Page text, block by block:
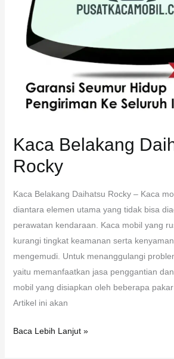
Kaca Belakang
Rocky
Kaca Belakang Daihatsu Rocky – Kaca
diantara elemen utama yang tidak bisa
perawatan kendaraan. Kaca mobil yang
kurangi tingkat keamanan serta
mengemudi. Untuk menanggulangi
yaitu memanfaatkan jasa penggantian
mobil yang disiapkan oleh beberapa
Artikel ini akan
Baca Lebih Lanjut »